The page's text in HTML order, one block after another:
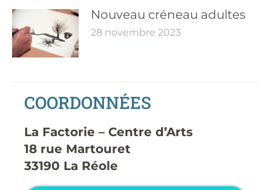
Nouveau créneau adultes
28 novembre 2023
COORDONNÉES
La Factorie – Centre d’Arts
18 rue Martouret
33190 La Réole